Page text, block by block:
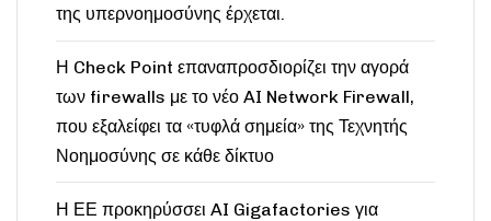
της υπερνοημοσύνης έρχεται.
Η Check Point επαναπροσδιορίζει την αγορά
των firewalls με το νέο AI Network Firewall,
που εξαλείφει τα «τυφλά σημεία» της Τεχνητής
Νοημοσύνης σε κάθε δίκτυο
Η ΕΕ προκηρύσσει AI Gigafactories για